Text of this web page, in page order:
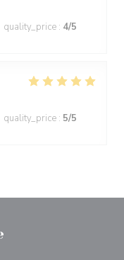
quality_price : 4/5
quality_price : 5/5